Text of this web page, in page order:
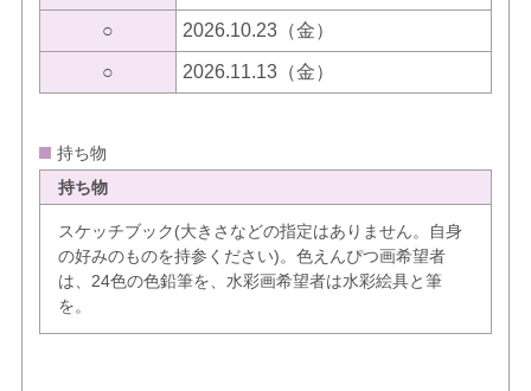
○ 2026.10.23（金）
○ 2026.11.13（金）
持ち物
持ち物
スケッチブック(大きさなどの指定はありません。自身
の好みのものを持参ください)。色えんぴつ画希望者
は、24色の色鉛筆を、水彩画希望者は水彩絵具と筆
を。